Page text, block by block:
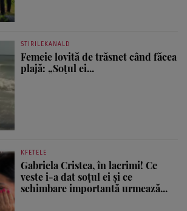
STIRILEKANALD
Femeie lovită de trăsnet când făcea
plajă: „Soțul ei...
KFETELE
Gabriela Cristea, în lacrimi! Ce
veste i-a dat soțul ei și ce
schimbare importantă urmează...